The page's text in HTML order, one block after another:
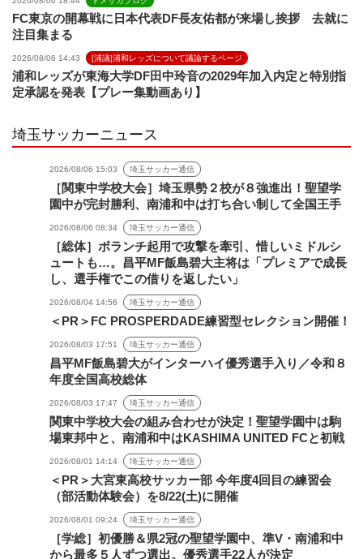
FC東京の開幕戦に日本代表DF長友佑都が来場し挨拶 去就に
注目集まる
2026/08/06 14:43 [浦議]浦和レッズについて議論するページ
浦和レッズが東海大学DF田中玲音の2029年加入内定と特別指
定承認を発表【プレー集動画あり】
埼玉サッカーニュース
2026/08/06 15:03 埼玉サッカー通信
［関東中学校大会］埼玉県勢２校が８強進出！聖望学
園中が完封勝利、南浦和中は打ち合い制して全国王手
2026/08/06 08:34 埼玉サッカー通信
［総体］ボランチ起用で攻撃を牽引、惜しいミドルシ
ュートも…。昌平MF飯島碧大主将は「プレミアで成長
し、選手権でこの借りを返したい」
2026/08/04 14:56 埼玉サッカー通信
＜PR＞FC PROSPERDADE練習型セレクション開催！
2026/08/03 17:51 埼玉サッカー通信
昌平MF飯島碧大がインターハイ優秀選手入り／令和８
年度全国高校総体
2026/08/03 17:47 埼玉サッカー通信
関東中学校大会の組み合わせが決定！聖望学園中は駒
場東邦中と、南浦和中はKASHIMA UNITED FCと初戦
2026/08/01 14:14 埼玉サッカー通信
＜PR＞大宮東高校サッカー部 今年度4回目の練習会
（部活動体験会）を8/22(土)に開催
2026/08/01 09:24 埼玉サッカー通信
［学総］初優勝＆県2冠の聖望学園中、準V・南浦和中
から最多５人ずつ選出。優秀選手22人が決定